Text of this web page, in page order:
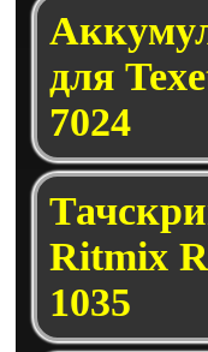
для
7024
Ritmix
1035